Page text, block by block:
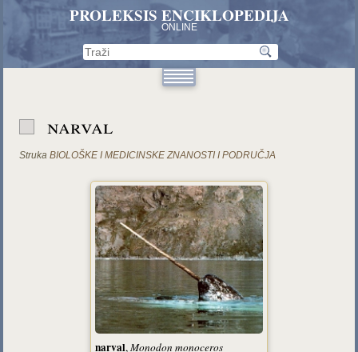
PROLEKSIS ENCIKLOPEDIJA
ONLINE
narval
Struka BIOLOŠKE I MEDICINSKE ZNANOSTI I PODRUČJA
narval,Monodon monoceros